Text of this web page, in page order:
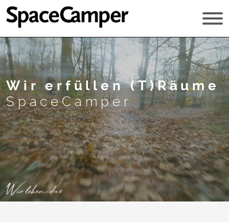
Wir erfüllen (T)Räume
SpaceCamper